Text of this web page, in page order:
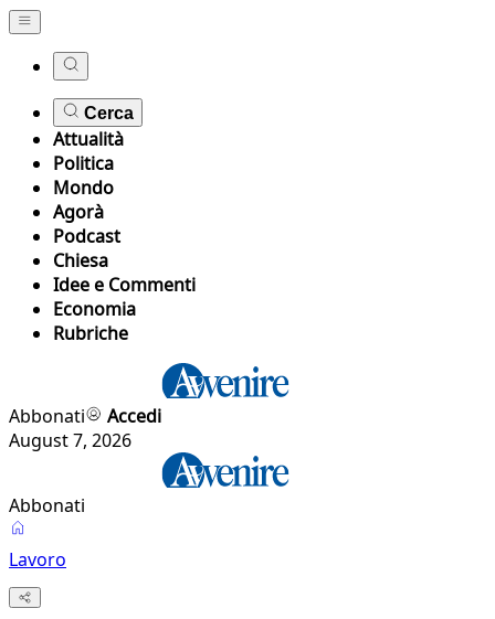
Cerca
Attualità
Politica
Mondo
Agorà
Podcast
Chiesa
Idee e Commenti
Economia
Rubriche
Abbonati
Accedi
August 7, 2026
Abbonati
Lavoro